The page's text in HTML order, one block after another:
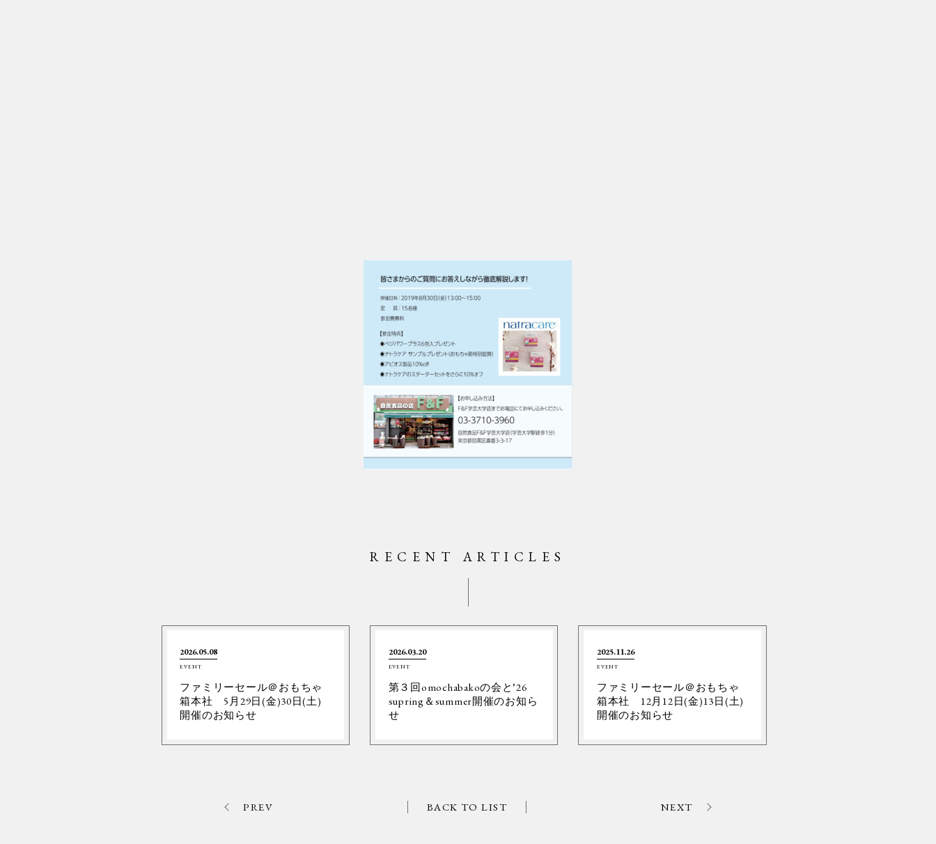
RECENT ARTICLES
2026.05.08
EVENT
ファミリーセール＠おもちゃ
箱本社 5月29日(金)30日(土)
開催のお知らせ
2026.03.20
EVENT
第３回omochabakoの会と’26
supring＆summer開催のお知ら
せ
2025.11.26
EVENT
ファミリーセール＠おもちゃ
箱本社 12月12日(金)13日(土)
開催のお知らせ
PREV BACK TO LIST NEXT